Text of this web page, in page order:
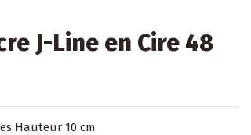
J-Line en Cire 48
Hauteur 10 cm